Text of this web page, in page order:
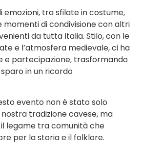
emozioni, tra sfilate in costume,
momenti di condivisione con altri
da tutta Italia. Stilo, con le
e l’atmosfera medievale, ci ha
e partecipazione, trasformando
in un ricordo
evento non è stato solo
tradizione cavese, ma
legame tra comunità che
per la storia e il folklore.